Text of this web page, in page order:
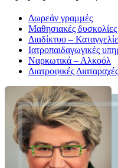
Δωρεάν γραμμές
Μαθησιακές
Διαδίκτυο –
Ιατροπαιδαγωγικές
Ναρκωτικά – Αλκοόλ
Διατροφικές Διαταραχές